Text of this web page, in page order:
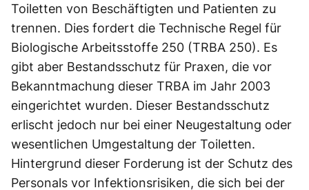
Toiletten von Beschäftigten und Patienten zu
trennen. Dies fordert die Technische Regel für
Biologische Arbeitsstoffe 250 (TRBA 250). Es
gibt aber Bestandsschutz für Praxen, die vor
Bekanntmachung dieser TRBA im Jahr 2003
eingerichtet wurden. Dieser Bestandsschutz
erlischt jedoch nur bei einer Neugestaltung oder
wesentlichen Umgestaltung der Toiletten.
Hintergrund dieser Forderung ist der Schutz des
Personals vor Infektionsrisiken, die sich bei der